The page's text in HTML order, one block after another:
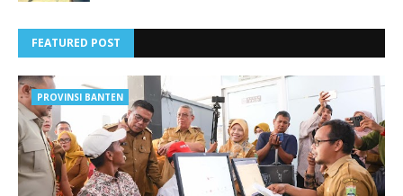
FEATURED POST
PROVINSI BANTEN